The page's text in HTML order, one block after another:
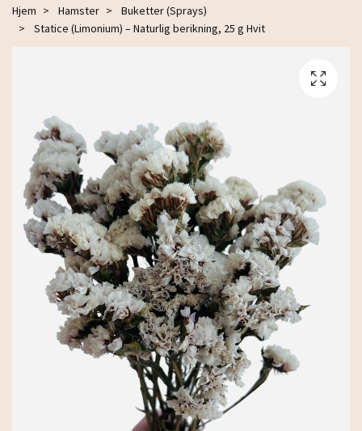
Hjem Hamster
Buketter (Sprays)
Statice (Limonium) – Naturlig berikning, 25 g Hvit